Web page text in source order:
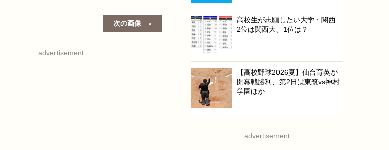
次の画像
advertisement
高校生が志願したい大学・関西…
2位は関西大、1位は？
【高校野球2026夏】仙台育英が
開幕戦勝利、第2日は東筑vs神村
学園ほか
advertisement